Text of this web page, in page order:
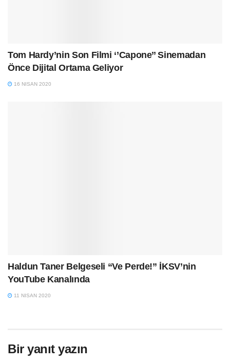
Tom Hardy’nin Son Filmi ‘’Capone’’ Sinemadan
Önce Dijital Ortama Geliyor
16 NISAN 2020
Haldun Taner Belgeseli “Ve Perde!” İKSV’nin
YouTube Kanalında
11 NISAN 2020
Bir yanıt yazın